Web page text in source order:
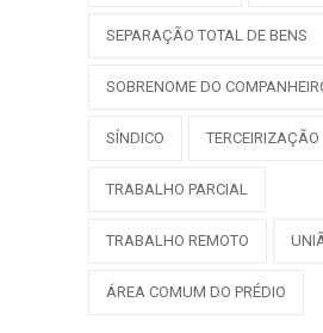
SEPARAÇÃO TOTAL DE BENS
SOBRENOME DO
SÍNDICO TERCEIRIZAÇÃO
TRABALHO PARCIAL
TRABALHO REMOTO
ÁREA COMUM DO PRÉDIO